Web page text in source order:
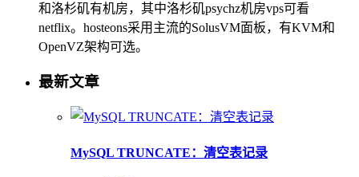
和洛杉矶有机房，其中洛杉矶psychz机房vps可看
netflix。hosteons采用主流的SolusVM面板，有KVM和
OpenVZ架构可选。
最新文章
MySQL TRUNCATE：清空表记录